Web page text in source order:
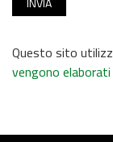
Questo sito
vengono